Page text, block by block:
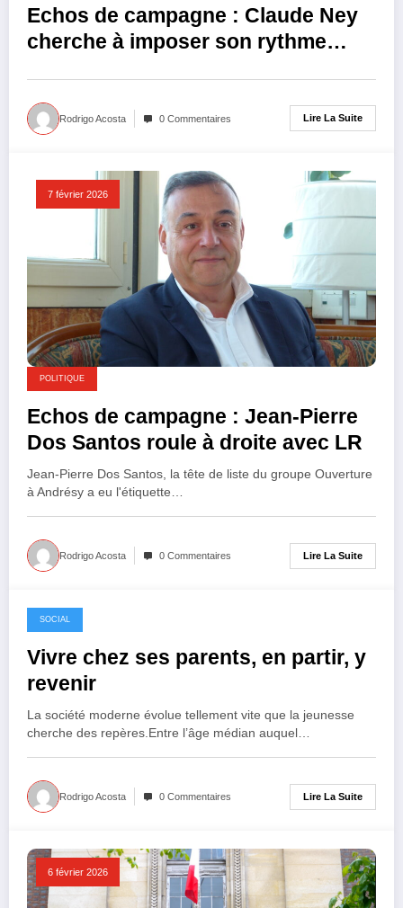
Echos de campagne : Claude Ney
cherche à imposer son rythme
Rodrigo Acosta 0 Commentaires Lire La Suite
7 février 2026
POLITIQUE
Echos de campagne : Jean-Pierre
Dos Santos roule à droite avec LR
Jean-Pierre Dos Santos, la tête de liste du groupe Ouverture
à Andrésy a eu l'étiquette…
Rodrigo Acosta 0 Commentaires Lire La Suite
7 février 2026
SOCIAL
Vivre chez ses parents, en partir, y
revenir
La société moderne évolue tellement vite que la jeunesse
cherche des repères.Entre l’âge médian auquel…
Rodrigo Acosta 0 Commentaires Lire La Suite
6 février 2026